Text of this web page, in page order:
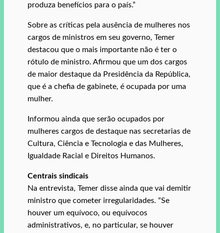
produza benefícios para o país.”
Sobre as críticas pela ausência de mulheres nos
cargos de ministros em seu governo, Temer
destacou que o mais importante não é ter o
rótulo de ministro. Afirmou que um dos cargos
de maior destaque da Presidência da República,
que é a chefia de gabinete, é ocupada por uma
mulher.
Informou ainda que serão ocupados por
mulheres cargos de destaque nas secretarias de
Cultura, Ciência e Tecnologia e das Mulheres,
Igualdade Racial e Direitos Humanos.
Centrais sindicais
Na entrevista, Temer disse ainda que vai demitir
ministro que cometer irregularidades. “Se
houver um equívoco, ou equívocos
administrativos, e, no particular, se houver